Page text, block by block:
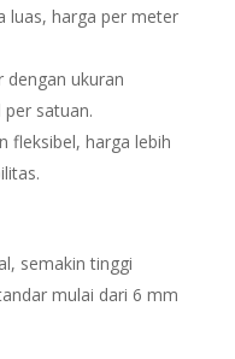
luas, harga per meter
dengan ukuran
satuan.
fleksibel, harga lebih
semakin tinggi
mulai dari 6 mm